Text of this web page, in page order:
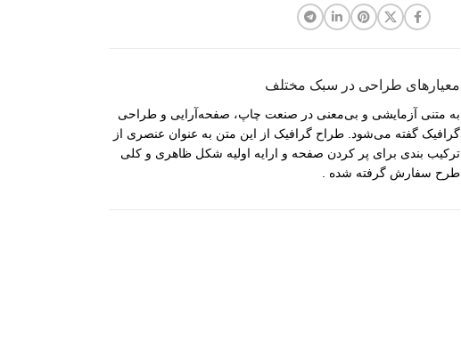
معیارهای طراحی در سبک مختلف
به متنی آزمایشی و بی‌معنی در صنعت چاپ، صفحه‌آرایی و طراحی
گرافیک گفته می‌شود. طراح گرافیک از این متن به عنوان عنصری از
ترکیب بندی برای پر کردن صفحه و ارایه اولیه شکل ظاهری و کلی
طرح سفارش گرفته شده .